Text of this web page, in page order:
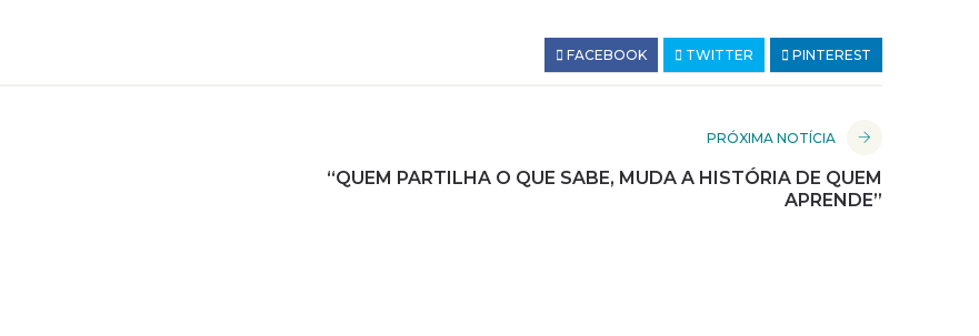
FACEBOOK TWITTER PINTEREST
PRÓXIMA NOTÍCIA
“QUEM PARTILHA O QUE SABE, MUDA A HISTÓRIA DE QUEM
APRENDE”